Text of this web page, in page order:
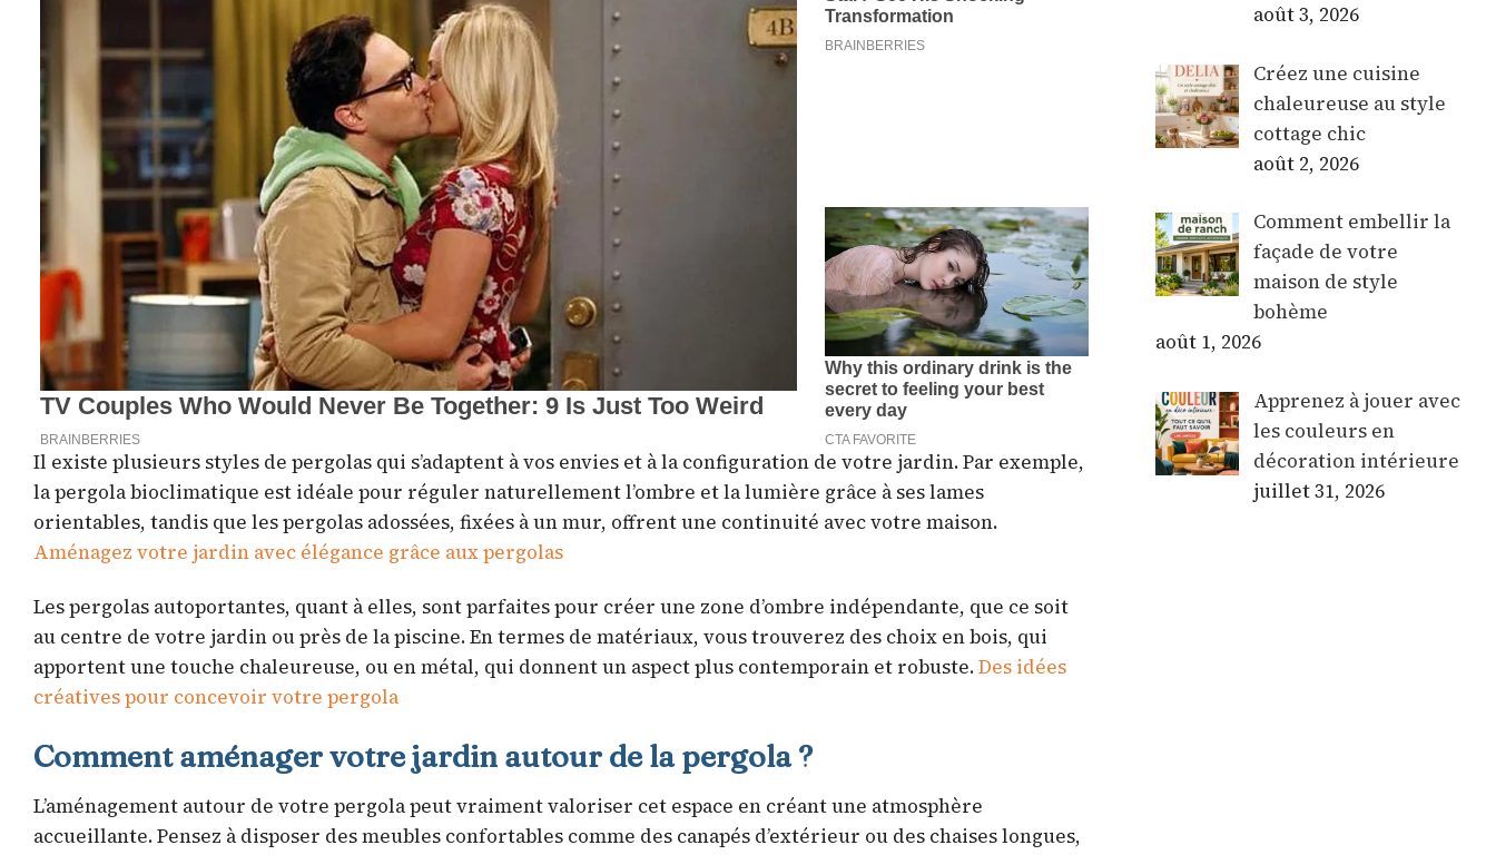
Il existe plusieurs styles de pergolas qui s’adaptent à vos envies et à la configuration de votre jardin. Par exemple,
la pergola bioclimatique est idéale pour réguler naturellement l’ombre et la lumière grâce à ses lames
orientables, tandis que les pergolas adossées, fixées à un mur, offrent une continuité avec votre maison.
Aménagez votre jardin avec élégance grâce aux pergolas
Les pergolas autoportantes, quant à elles, sont parfaites pour créer une zone d’ombre indépendante, que ce soit
au centre de votre jardin ou près de la piscine. En termes de matériaux, vous trouverez des choix en bois, qui
apportent une touche chaleureuse, ou en métal, qui donnent un aspect plus contemporain et robuste.Des idées
créatives pour concevoir votre pergola
Comment aménager votre jardin autour de la pergola ?
L’aménagement autour de votre pergola peut vraiment valoriser cet espace en créant une atmosphère
accueillante. Pensez à disposer des meubles confortables comme des canapés d’extérieur ou des chaises longues,
août 3, 2026
Créez une cuisine
chaleureuse au style
cottage chic
août 2, 2026
Comment embellir la
façade de votre
maison de style
bohème
août 1, 2026
Apprenez à jouer avec
les couleurs en
décoration intérieure
juillet 31, 2026